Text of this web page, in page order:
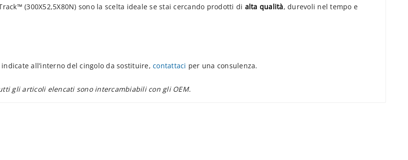
(300X52,5X80N) sono la scelta ideale se stai cercando prodotti di alta qualità, durevoli nel tempo e
indicate all’interno del cingolo da sostituire, contattaci per una consulenza.
gli articoli elencati sono intercambiabili con gli OEM.